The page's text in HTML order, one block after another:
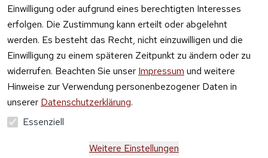
Einwilligung oder aufgrund eines berechtigten Interesses
erfolgen. Die Zustimmung kann erteilt oder abgelehnt
werden. Es besteht das Recht, nicht einzuwilligen und die
Einwilligung zu einem späteren Zeitpunkt zu ändern oder zu
widerrufen. Beachten Sie unser Impressum und weitere
Hinweise zur Verwendung personenbezogener Daten in
unserer Datenschutzerklärung.
Essenziell
Weitere Einstellungen